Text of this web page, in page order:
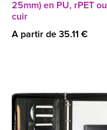
25mm) en PU, rPET ou
cuir
A partir de 35.11 €